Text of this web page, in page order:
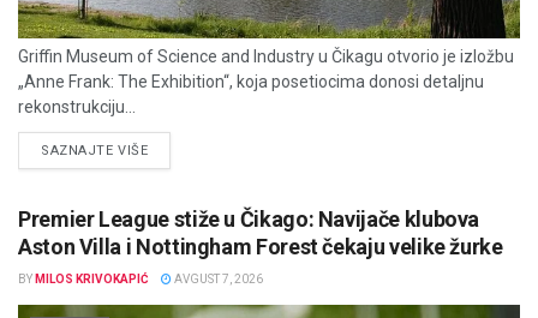
Griffin Museum of Science and Industry u Čikagu otvorio je izložbu
„Anne Frank: The Exhibition“, koja posetiocima donosi detaljnu
rekonstrukciju...
SAZNAJTE VIŠEDETAILS
Premier League stiže u Čikago: Navijače klubova
Aston Villa i Nottingham Forest čekaju velike žurke
BY MILOS KRIVOKAPIĆ AVGUST 7, 2026